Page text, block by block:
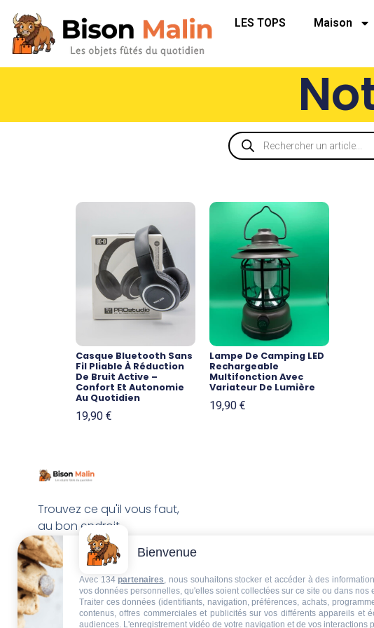
LES TOPS Maison
Casque Bluetooth Sans
Fil Pliable À Réduction
De Bruit Active –
Confort Et Autonomie
Au Quotidien
19,90 €
Lampe De Camping LED
Rechargeable
Multifonction Avec
Variateur De Lumière
19,90 €
Trouvez ce qu'il vous faut,
au bon endroit
Bienvenue
Avec 134 partenaires, nous souhaitons stocker et accéder à des
vos données personnelles, qu'elles soient collectées sur ce site ou dans
Traiter ces données (identifiants, navigation, préférences, achats,
contenus, offres commerciales et publicités sur vos différents appareils
audiences. L'enregistrement vidéo de votre navigation et de vos interactions